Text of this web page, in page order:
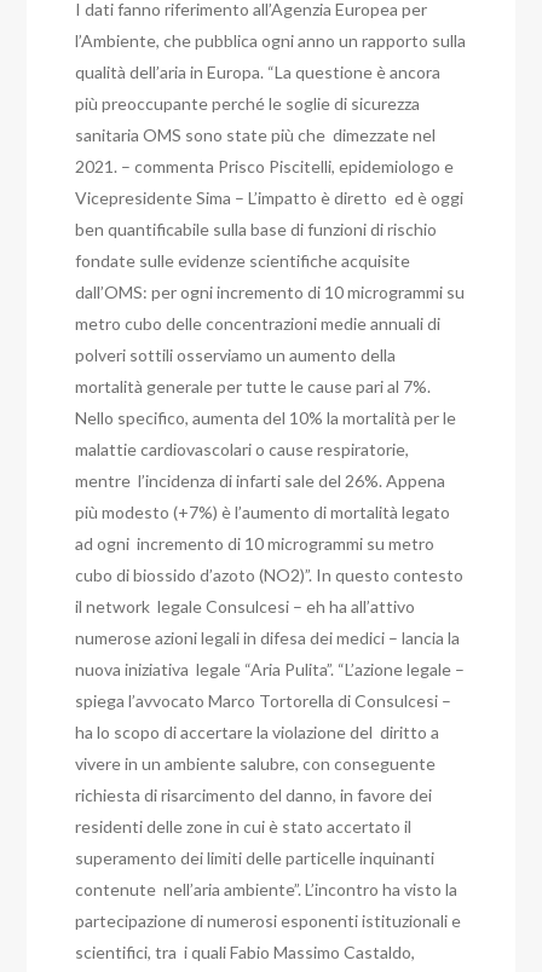
I dati fanno riferimento all’Agenzia Europea per
l’Ambiente, che pubblica ogni anno un rapporto sulla
qualità dell’aria in Europa. “La questione è ancora
più preoccupante perché le soglie di sicurezza
sanitaria OMS sono state più che dimezzate nel
2021. – commenta Prisco Piscitelli, epidemiologo e
Vicepresidente Sima – L’impatto è diretto ed è oggi
ben quantificabile sulla base di funzioni di rischio
fondate sulle evidenze scientifiche acquisite
dall’OMS: per ogni incremento di 10 microgrammi su
metro cubo delle concentrazioni medie annuali di
polveri sottili osserviamo un aumento della
mortalità generale per tutte le cause pari al 7%.
Nello specifico, aumenta del 10% la mortalità per le
malattie cardiovascolari o cause respiratorie,
mentre l’incidenza di infarti sale del 26%. Appena
più modesto (+7%) è l’aumento di mortalità legato
ad ogni incremento di 10 microgrammi su metro
cubo di biossido d’azoto (NO2)”. In questo contesto
il network legale Consulcesi – eh ha all’attivo
numerose azioni legali in difesa dei medici – lancia la
nuova iniziativa legale “Aria Pulita”. “L’azione legale –
spiega l’avvocato Marco Tortorella di Consulcesi –
ha lo scopo di accertare la violazione del diritto a
vivere in un ambiente salubre, con conseguente
richiesta di risarcimento del danno, in favore dei
residenti delle zone in cui è stato accertato il
superamento dei limiti delle particelle inquinanti
contenute nell’aria ambiente”. L’incontro ha visto la
partecipazione di numerosi esponenti istituzionali e
scientifici, tra i quali Fabio Massimo Castaldo,